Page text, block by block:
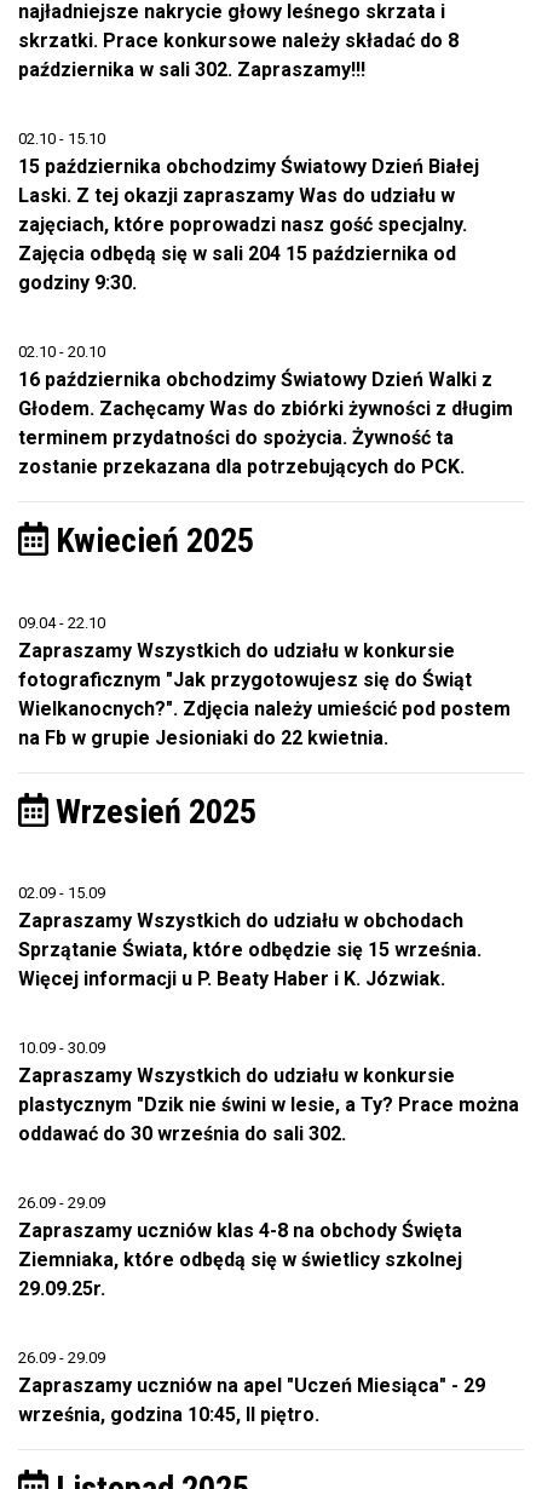
najładniejsze nakrycie głowy leśnego skrzata i
skrzatki. Prace konkursowe należy składać do 8
października w sali 302. Zapraszamy!!!
02.10 - 15.10
15 października obchodzimy Światowy Dzień Białej
Laski. Z tej okazji zapraszamy Was do udziału w
zajęciach, które poprowadzi nasz gość specjalny.
Zajęcia odbędą się w sali 204 15 października od
godziny 9:30.
02.10 - 20.10
16 października obchodzimy Światowy Dzień Walki z
Głodem. Zachęcamy Was do zbiórki żywności z długim
terminem przydatności do spożycia. Żywność ta
zostanie przekazana dla potrzebujących do PCK.
Kwiecień 2025
09.04 - 22.10
Zapraszamy Wszystkich do udziału w konkursie
fotograficznym "Jak przygotowujesz się do Świąt
Wielkanocnych?". Zdjęcia należy umieścić pod postem
na Fb w grupie Jesioniaki do 22 kwietnia.
Wrzesień 2025
02.09 - 15.09
Zapraszamy Wszystkich do udziału w obchodach
Sprzątanie Świata, które odbędzie się 15 września.
Więcej informacji u P. Beaty Haber i K. Józwiak.
10.09 - 30.09
Zapraszamy Wszystkich do udziału w konkursie
plastycznym "Dzik nie świni w lesie, a Ty? Prace można
oddawać do 30 września do sali 302.
26.09 - 29.09
Zapraszamy uczniów klas 4-8 na obchody Święta
Ziemniaka, które odbędą się w świetlicy szkolnej
29.09.25r.
26.09 - 29.09
Zapraszamy uczniów na apel "Uczeń Miesiąca" - 29
września, godzina 10:45, II piętro.